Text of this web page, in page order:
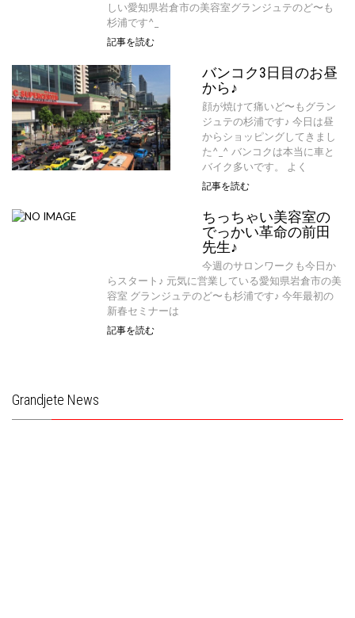
しい愛知県岩倉市の美容室グランジュテのど〜も
杉浦です^_
記事を読む
バンコク3日目のお昼
から♪
顔が焼けて痛いど〜もグラン
ジュテの杉浦です♪ 今日は昼
からショッピングしてきまし
た^_^ バンコクは本当に車と
バイク多いです。 よく
記事を読む
ちっちゃい美容室の
でっかい革命の前田
先生♪
今週のサロンワークも今日か
らスタート♪ 元気に営業している愛知県岩倉市の美
容室 グランジュテのど〜も杉浦です♪ 今年最初の
新春セミナーは
記事を読む
Grandjete News